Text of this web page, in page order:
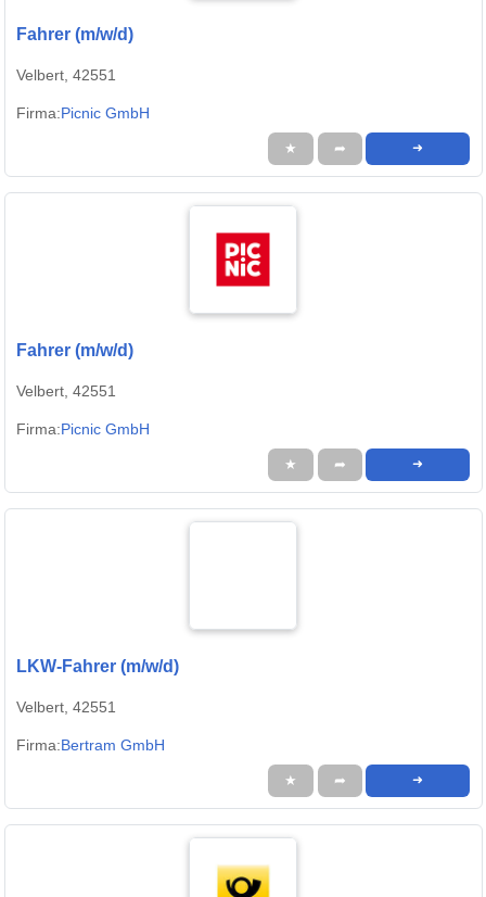
Fahrer (m/w/d)
Velbert, 42551
Firma:Picnic GmbH
★ ➦ ➜
Fahrer (m/w/d)
Velbert, 42551
Firma:Picnic GmbH
★ ➦ ➜
LKW-Fahrer (m/w/d)
Velbert, 42551
Firma:Bertram GmbH
★ ➦ ➜